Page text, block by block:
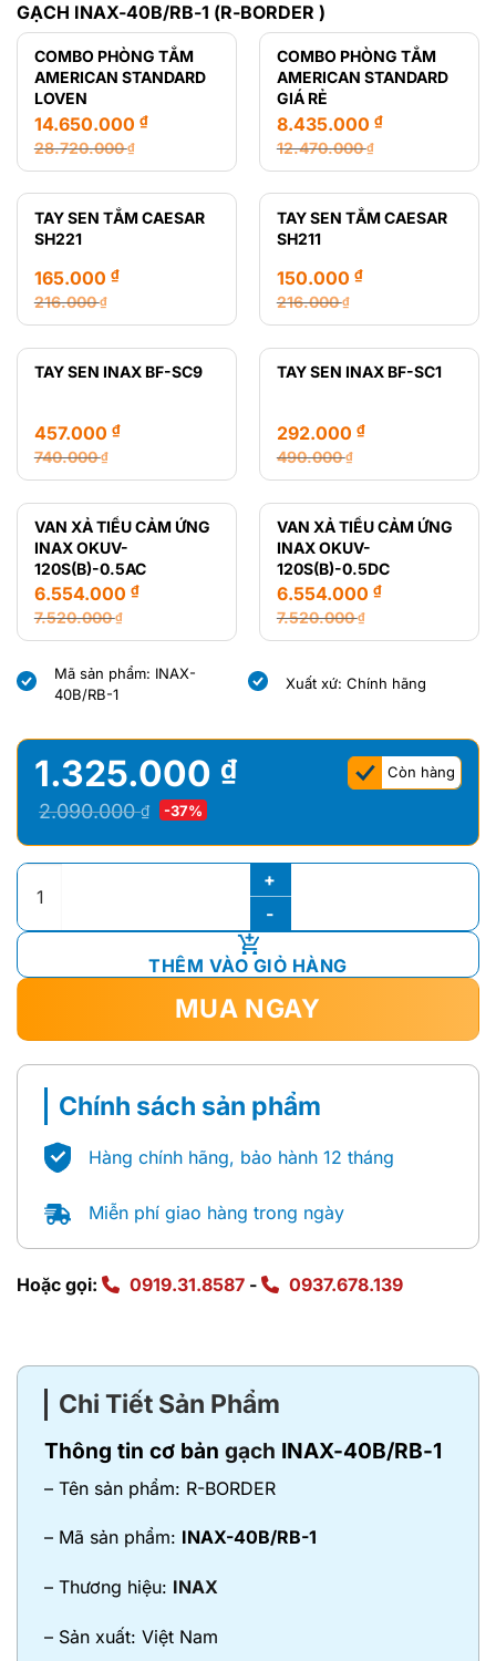
GẠCH INAX-40B/RB-1 (R-BORDER )
COMBO PHÒNG TẮM
AMERICAN STANDARD
LOVEN
28.720.000₫
Giá
gốc
là:
28.720.000 ₫.
14.650.000 ₫
Giá
hiện
tại
là:
COMBO PHÒNG TẮM
AMERICAN STANDARD
GIÁ RẺ
12.470.000₫
Giá
gốc
là:
12.470.000 ₫.
8.435.000 ₫
Giá
hiện
tại
là:
TAY SEN TẮM CAESAR
SH221
216.000₫
Giá
gốc
là:
165.000 ₫
Giá
hiện
tại
TAY SEN TẮM CAESAR
SH211
216.000₫
Giá
gốc
là:
150.000 ₫
Giá
hiện
tại
TAY SEN INAX BF-SC9
740.000₫
Giá
gốc
là:
740.000 ₫.
457.000 ₫
Giá
hiện
tại
là:
457.000 ₫.
TAY SEN INAX BF-SC1
490.000₫
Giá
gốc
là:
490.000 ₫.
292.000 ₫
Giá
hiện
tại
là:
292.000 ₫.
VAN XẢ TIỂU CẢM ỨNG
INAX OKUV-
120S(B)-0.5AC
7.520.000₫
Giá
là:
7.520.000 ₫.
6.554.000 ₫
Giá
tại
VAN XẢ TIỂU CẢM ỨNG
INAX OKUV-
120S(B)-0.5DC
7.520.000₫
Giá
là:
6.554.000 ₫
Giá
tại
Mã sản phẩm: INAX-
40B/RB-1
Xuất xứ: Chính hãng
2.090.000₫
Giá
là:
2.090.000 ₫.
1.325.000 ₫
Giá
tại
là:
1.325.000 ₫.
-37%
Còn hàng
GẠCH INAX-40B/RB-1 (R-BORDER ) số lượng
THÊM VÀO GIỎ HÀNG
MUA NGAY
Chính sách sản phẩm
Hàng chính hãng, bảo hành 12 tháng
Miễn phí giao hàng trong ngày
Hoặc gọi: 0919.31.8587 - 0937.678.139
Chi Tiết Sản Phẩm
Thông tin cơ bản gạch INAX-40B/RB-1
– Tên sản phẩm: R-BORDER
– Mã sản phẩm: INAX-40B/RB-1
– Thương hiệu: INAX
– Sản xuất: Việt Nam